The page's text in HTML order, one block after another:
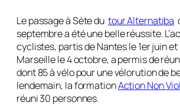
Le passage à Sète du tour Alternatiba
septembre a été une belle réussite.
cyclistes, partis de Nantes le 1er juin
Marseille le 4 octobre, a permis de
dont 85 à vélo pour une vélorution de
lendemain, la formationAction Non
réuni 30 personnes.